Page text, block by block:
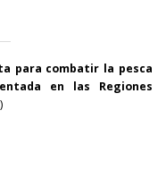
para combatir la pesca
en las Regiones